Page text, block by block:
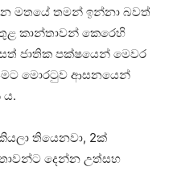
මතයේ තමන් ඉන්නා බවත්
කාන්තාවන් කෙරෙහි
ජාතික පක්ෂයෙන් මෙවර
මොරටුව ආසනයෙන්
ය.
තියෙනවා, 2ක්
දෙන්න උත්සහ